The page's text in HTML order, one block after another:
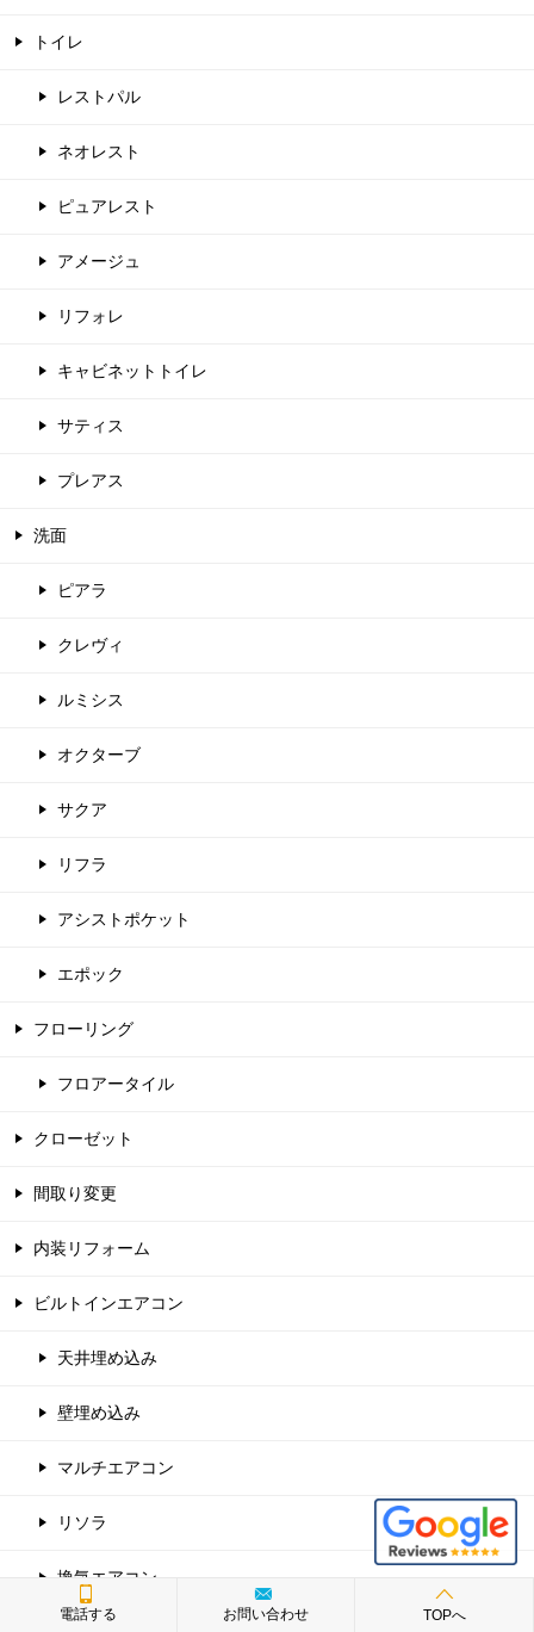
トイレ
レストパル
ネオレスト
ピュアレスト
アメージュ
リフォレ
キャビネットトイレ
サティス
プレアス
洗面
ピアラ
クレヴィ
ルミシス
オクターブ
サクア
リフラ
アシストポケット
エポック
フローリング
フロアータイル
クローゼット
間取り変更
内装リフォーム
ビルトインエアコン
天井埋め込み
壁埋め込み
マルチエアコン
リソラ
換気エアコン
電話する お問い合わせ TOPへ